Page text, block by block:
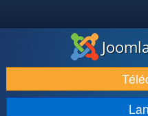
TÉLÉCHARGER & ÉTENDRE
DÉCOUVRIR & APPRENDRE